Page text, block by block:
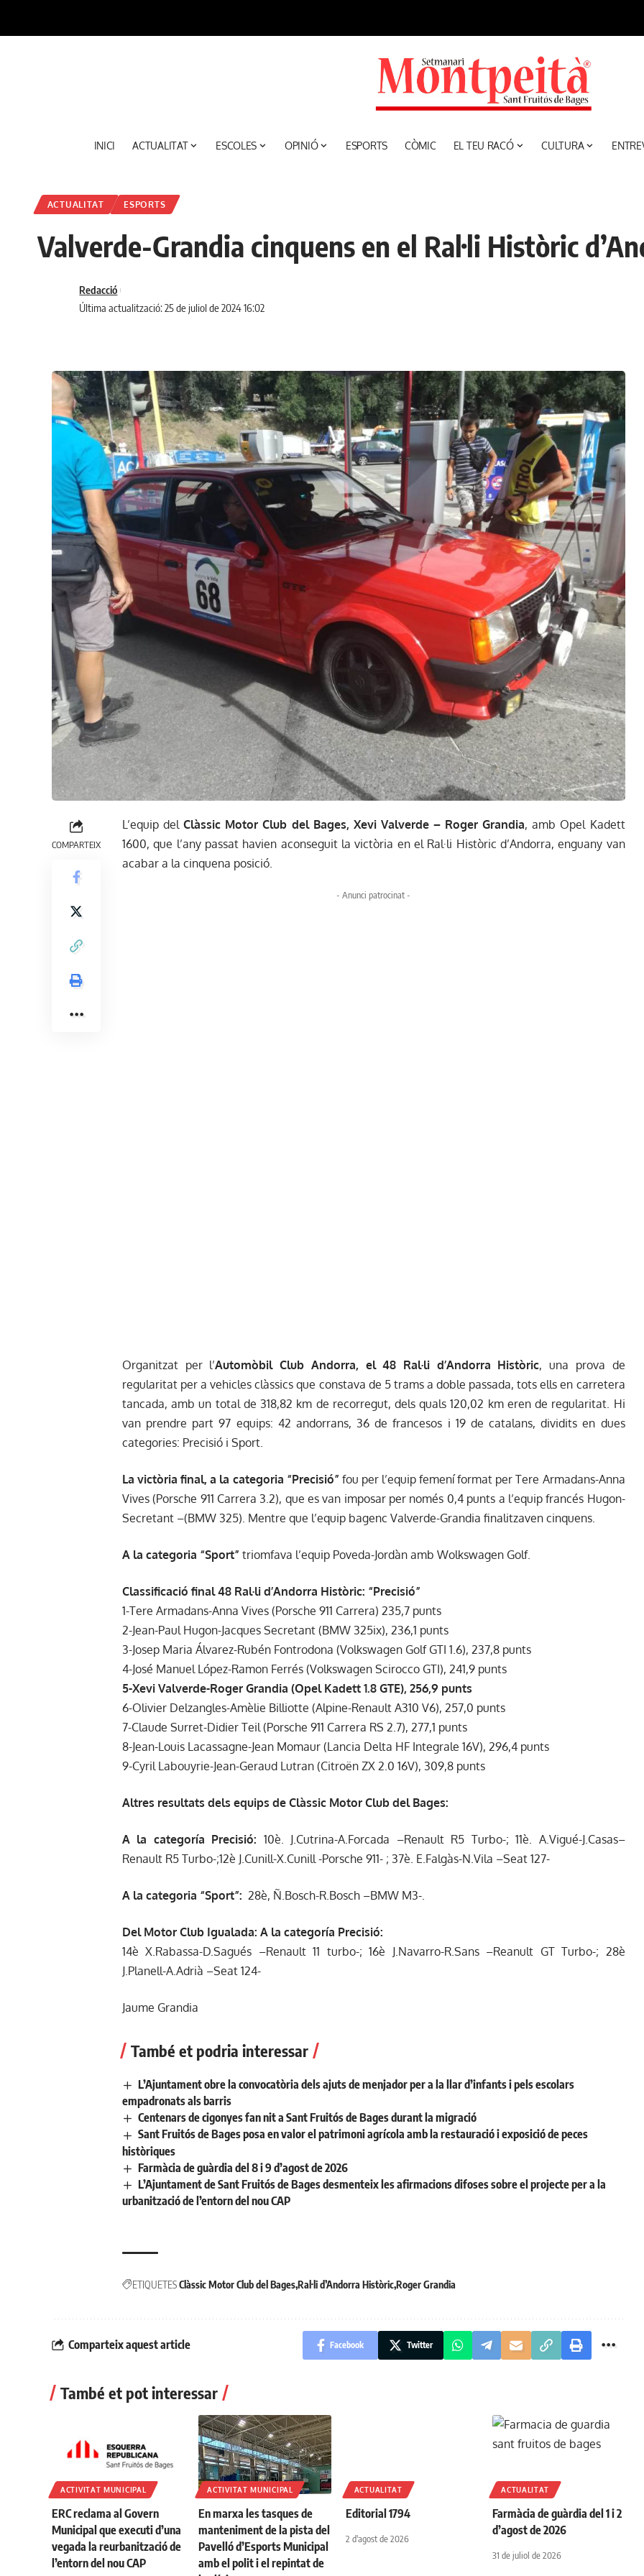
INICI ACTUALITAT ESCOLES OPINIÓ ESPORTS CÒMIC EL TEU RACÓ CULTURA
ACTUALITAT ESPORTS
Valverde-Grandia cinquens en el Ral·li Històric
Última actualització: 25 de juliol de 2024 16:02
Redacció
COMPARTEIX
L’equip delClàssic Motor Club del Bages, Xevi Valverde – Roger Grandia, amb Opel Kadett
1600, que l’any passat havien aconseguit la victòria en el Ral·li Històric d’Andorra, enguany van
acabar a la cinquena posició.
- Anunci patrocinat -
Organitzat per l’Automòbil Club Andorra, el 48 Ral·li d’Andorra Històric, una prova de
regularitat per a vehicles clàssics que constava de 5 trams a doble passada, tots ells en carretera
tancada, amb un total de 318,82 km de recorregut, dels quals 120,02 km eren de regularitat. Hi
van prendre part 97 equips: 42 andorrans, 36 de francesos i 19 de catalans, dividits en dues
categories: Precisió i Sport.
La victòria final, a la categoria “Precisió” fou per l’equip femení format per Tere Armadans-Anna
Vives (Porsche 911 Carrera 3.2), que es van imposar per només 0,4 punts a l’equip francés Hugon-
Secretant –(BMW 325). Mentre que l’equip bagenc Valverde-Grandia finalitzaven cinquens.
A la categoria “Sport” triomfava l’equip Poveda-Jordàn amb Wolkswagen Golf.
Classificació final 48 Ral·li d’Andorra Històric: “Precisió”
1-Tere Armadans-Anna Vives (Porsche 911 Carrera) 235,7 punts
2-Jean-Paul Hugon-Jacques Secretant (BMW 325ix), 236,1 punts
3-Josep Maria Álvarez-Rubén Fontrodona (Volkswagen Golf GTI 1.6), 237,8 punts
4-José Manuel López-Ramon Ferrés (Volkswagen Scirocco GTI), 241,9 punts
5-Xevi Valverde-Roger Grandia (Opel Kadett 1.8 GTE), 256,9 punts
6-Olivier Delzangles-Amèlie Billiotte (Alpine-Renault A310 V6), 257,0 punts
7-Claude Surret-Didier Teil (Porsche 911 Carrera RS 2.7), 277,1 punts
8-Jean-Louis Lacassagne-Jean Momaur (Lancia Delta HF Integrale 16V), 296,4 punts
9-Cyril Labouyrie-Jean-Geraud Lutran (Citroën ZX 2.0 16V), 309,8 punts
Altres resultats dels equips de Clàssic Motor Club del Bages:
A la categoría Precisió: 10è. J.Cutrina-A.Forcada –Renault R5 Turbo-; 11è. A.Vigué-J.Casas–
Renault R5 Turbo-;12è J.Cunill-X.Cunill -Porsche 911- ; 37è. E.Falgàs-N.Vila –Seat 127-
A la categoria “Sport”: 28è, Ñ.Bosch-R.Bosch –BMW M3-.
Del Motor Club Igualada: A la categoría Precisió:
14è X.Rabassa-D.Sagués –Renault 11 turbo-; 16è J.Navarro-R.Sans –Reanult GT Turbo-; 28è
J.Planell-A.Adrià –Seat 124-
Jaume Grandia
També et podria interessar
L’Ajuntament obre la convocatòria dels ajuts de menjador per a la llar d’infants i pels escolars
empadronats als barris
Centenars de cigonyes fan nit a Sant Fruitós de Bages durant la migració
Sant Fruitós de Bages posa en valor el patrimoni agrícola amb la restauració i exposició de peces
històriques
Farmàcia de guàrdia del 8 i 9 d’agost de 2026
L’Ajuntament de Sant Fruitós de Bages desmenteix les afirmacions difoses sobre el projecte per a la
urbanització de l’entorn del nou CAP
ETIQUETESClàssic Motor Club del BagesRal·li d’Andorra HistòricRoger Grandia
Comparteix aquest article Facebook Twitter
També et pot interessar
ACTIVITAT MUNICIPAL
ERC reclama al Govern
Municipal que executi d’una
vegada la reurbanització de
l’entorn del nou CAP
ACTIVITAT MUNICIPAL
En marxa les tasques de
manteniment de la pista del
Pavelló d’Esports Municipal
amb el polit i el repintat de
ACTUALITAT
Editorial 1794
2 d'agost de 2026
ACTUALITAT
Farmàcia de guàrdia del 1 i 2
d’agost de 2026
31 de juliol de 2026